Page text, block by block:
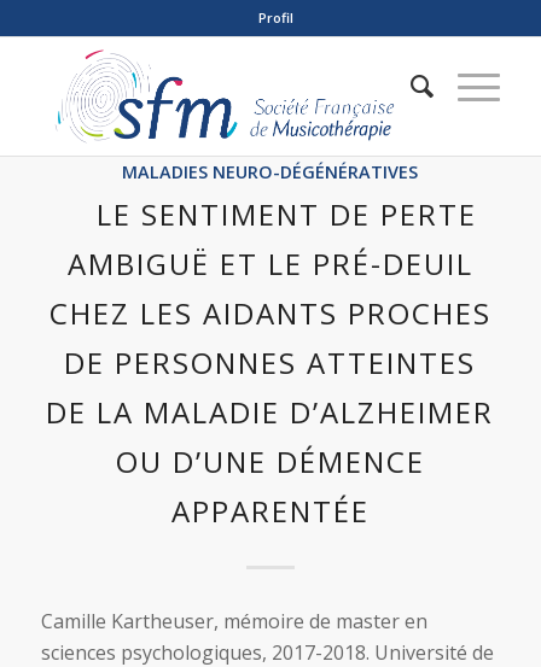
Profil
MALADIES NEURO-DÉGÉNÉRATIVES
LE SENTIMENT DE PERTE
AMBIGUË ET LE PRÉ-DEUIL
CHEZ LES AIDANTS PROCHES
DE PERSONNES ATTEINTES
DE LA MALADIE D’ALZHEIMER
OU D’UNE DÉMENCE
APPARENTÉE
Camille Kartheuser, mémoire de master en
sciences psychologiques, 2017-2018. Université de